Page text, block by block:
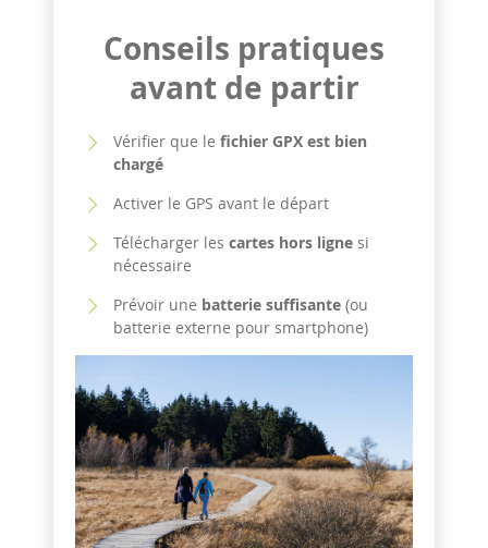
Conseils pratiques
avant de partir
Vérifier que le fichier GPX est bien
chargé
Activer le GPS avant le départ
Télécharger les cartes hors ligne si
nécessaire
Prévoir une batterie suffisante (ou
batterie externe pour smartphone)